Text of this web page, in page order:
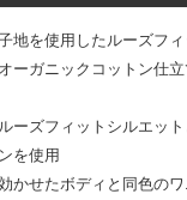
地を使用したルーズフ
ーガニックコットン仕
ーズフィットシルエッ
を使用
かせたボディと同色の